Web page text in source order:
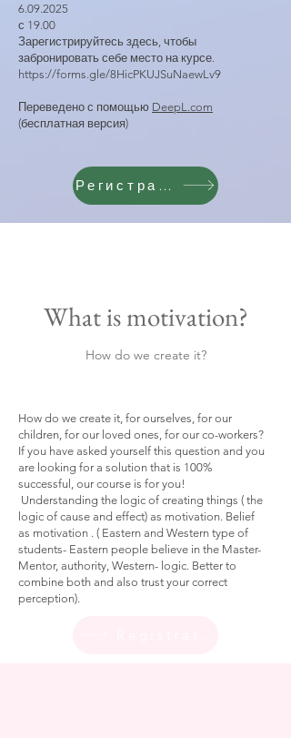
6.09.2025
с 19.00
Зарегистрируйтесь здесь, чтобы
забронировать себе место на курсе.
https://forms.gle/8HicPKUJSuNaewLv9
Переведено с помощью DeepL.com
(бесплатная версия)
Регистрация
What is motivation?
How do we create it?
How do we create it, for ourselves, for our
children, for our loved ones, for our co-workers?
If you have asked yourself this question and you
are looking for a solution that is 100%
successful, our course is for you!
Understanding the logic of creating things ( the
logic of cause and effect) as motivation. Belief
as motivation . ( Eastern and Western type of
students- Eastern people believe in the Master-
Mentor, authority, Western- logic. Better to
combine both and also trust your correct
perception).